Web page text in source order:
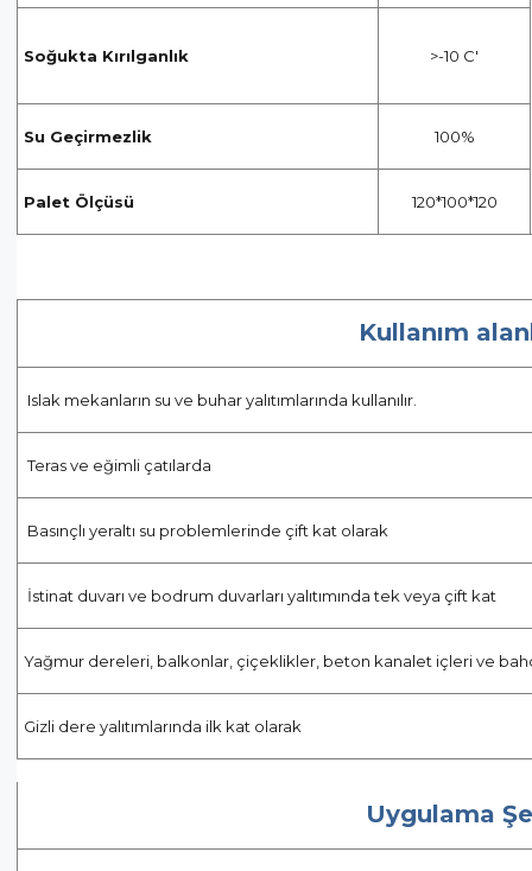
Soğukta Kırılganlık >-10 C'
Su Geçirmezlik 100%
Palet Ölçüsü 120*100*120
Kullanım
Islak mekanların su ve buhar yalıtımlarında kullanılır.
Teras ve eğimli çatılarda
Basınçlı yeraltı su problemlerinde çift kat olarak
İstinat duvarı ve bodrum duvarları yalıtımında tek veya çift kat
Yağmur dereleri, balkonlar, çiçeklikler, beton kanalet içleri ve
Gizli dere yalıtımlarında ilk kat olarak
Uygulama